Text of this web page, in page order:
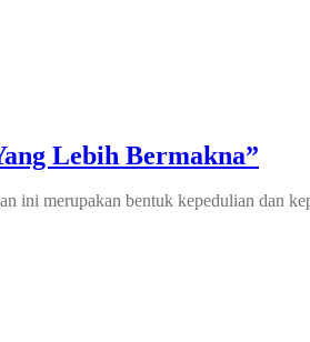
Lebih Bermakna”
ini merupakan bentuk kepedulian dan